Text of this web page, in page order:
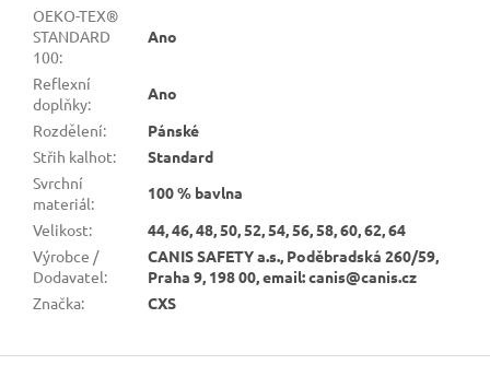
OEKO-TEX®
STANDARD
100:
Ano
Reflexní
doplňky:
Ano
Rozdělení:
Pánské
Střih kalhot:
Standard
Svrchní
materiál:
100 % bavlna
Velikost:
44, 46, 48, 50, 52, 54, 56, 58, 60, 62, 64
Výrobce /
Dodavatel:
CANIS SAFETY a.s., Poděbradská 260/59,
Praha 9, 198 00, email: canis@canis.cz
Značka: CXS